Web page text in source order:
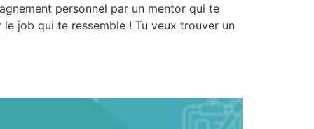
personnel par un mentor qui te
job qui te ressemble ! Tu veux trouver un